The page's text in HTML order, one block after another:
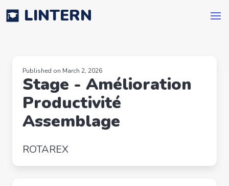
LINTERN
Published on March 2, 2026
Stage - Amélioration
Productivité
Assemblage
ROTAREX